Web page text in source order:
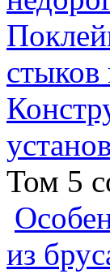
стыков
Том 5
из